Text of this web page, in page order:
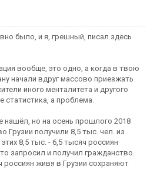
было, и я, грешный, писал здесь
вообще, это одно, а когда в твою
начали вдруг массово приезжать
иного менталитета и другого
статистика, а проблема.
нашёл, но на осень прошлого 2018
Грузии получили 8,5 тыс. чел. из
8,5 тыс. - 6,5 тысяч россиян
запросил и получил гражданство.
россиян живя в Грузии сохраняют